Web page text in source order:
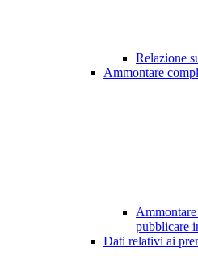
Relazione
Ammontare
pubblicare
Dati relativi ai